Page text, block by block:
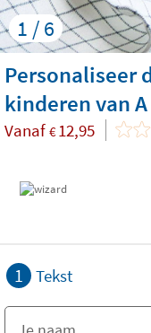
1 / 6
Personaliseer
kinderen van
Vanaf €12,95
1 Tekst